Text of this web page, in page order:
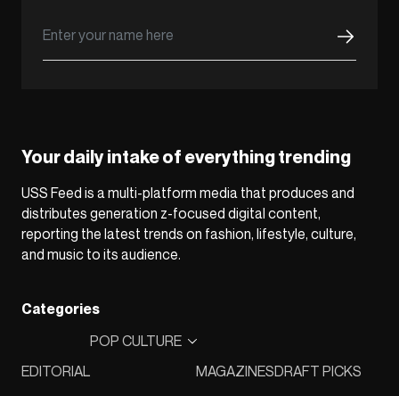
Your daily intake of everything trending
USS Feed is a multi-platform media that produces and
distributes generation z-focused digital content,
reporting the latest trends on fashion, lifestyle, culture,
and music to its audience.
Categories
EDITORIAL
POP CULTURE
MAGAZINESDRAFT PICKS